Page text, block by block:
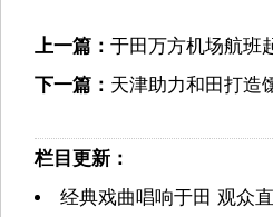
上一篇： 于田万方机场航班
下一篇： 天津助力和田打造
栏目更新：
经典戏曲唱响于田 观众